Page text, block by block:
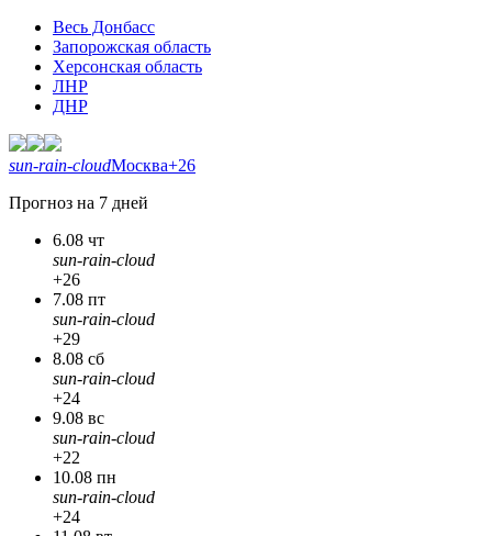
Весь Донбасс
Запорожская область
Херсонская область
ЛНР
ДНР
sun-rain-cloudМосква+26
Прогноз на 7 дней
6.08 чт
sun-rain-cloud
+26
7.08 пт
sun-rain-cloud
+29
8.08 сб
sun-rain-cloud
+24
9.08 вс
sun-rain-cloud
+22
10.08 пн
sun-rain-cloud
+24